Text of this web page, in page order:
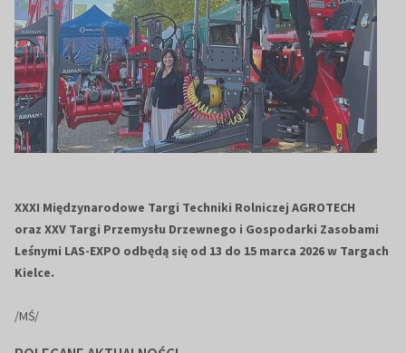
XXXI Międzynarodowe Targi Techniki Rolniczej AGROTECH
oraz XXV Targi Przemysłu Drzewnego i Gospodarki Zasobami
Leśnymi LAS-EXPO odbędą się od 13 do 15 marca 2026 w Targach
Kielce.
/MŚ/